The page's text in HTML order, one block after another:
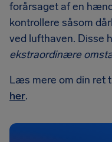
forårsaget af en
kontrollere såsom
ved lufthaven. Disse
ekstraordinære
Læs mere om din ret
her.